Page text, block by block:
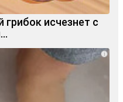
исчезнет с
i